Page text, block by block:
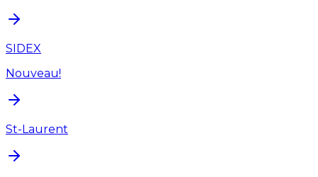
SIDEX
Nouveau!
St-Laurent